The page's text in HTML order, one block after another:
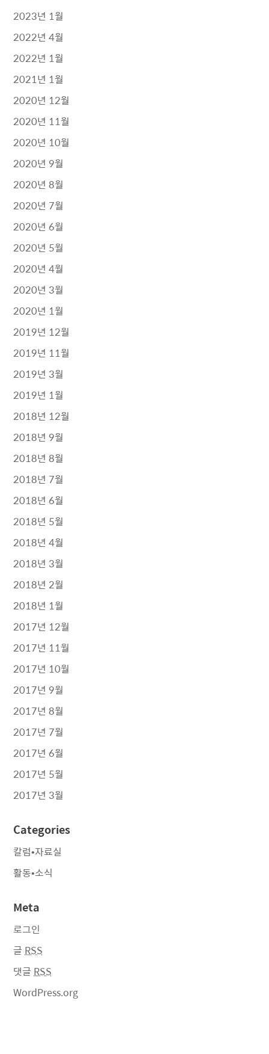
2023년 1월
2022년 4월
2022년 1월
2021년 1월
2020년 12월
2020년 11월
2020년 10월
2020년 9월
2020년 8월
2020년 7월
2020년 6월
2020년 5월
2020년 4월
2020년 3월
2020년 1월
2019년 12월
2019년 11월
2019년 3월
2019년 1월
2018년 12월
2018년 9월
2018년 8월
2018년 7월
2018년 6월
2018년 5월
2018년 4월
2018년 3월
2018년 2월
2018년 1월
2017년 12월
2017년 11월
2017년 10월
2017년 9월
2017년 8월
2017년 7월
2017년 6월
2017년 5월
2017년 3월
Categories
칼럼•자료실
활동•소식
Meta
로그인
글 RSS
댓글 RSS
WordPress.org